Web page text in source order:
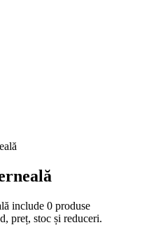
include 0 produse
preț, stoc și reduceri.